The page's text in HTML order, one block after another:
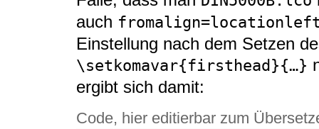
auch
Einstellung nach dem Setzen
\setkomavar{firsthead}{…}
ergibt sich damit:
Code, hier editierbar zum